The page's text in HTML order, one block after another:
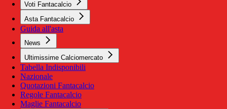
Voti Fantacalcio
Asta Fantacalcio
Guida all'asta
News
Ultimissime Calciomercato
Tabella Indisponibili
Nazionale
Quotazioni Fantacalcio
Regole Fantacalcio
Maglie Fantacalcio